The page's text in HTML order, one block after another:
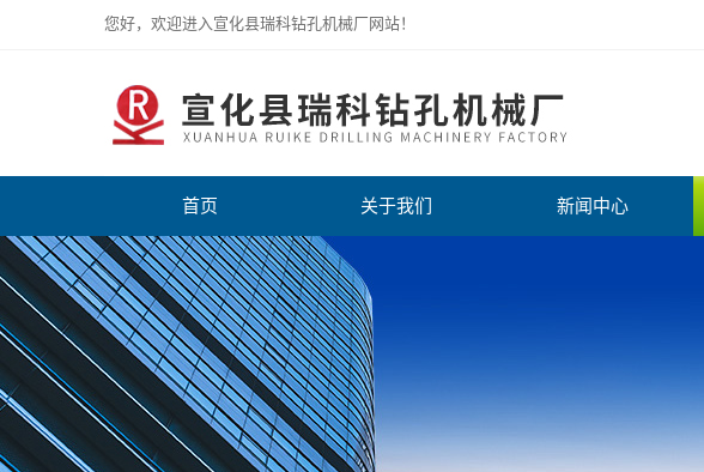
您好，欢迎进入宣化县瑞科钻孔机械厂网站！
首页 关于我们 新闻中心